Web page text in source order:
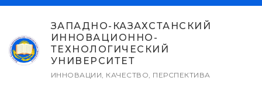
Перейти
содержимому
ЗАПАДНО-КАЗАХСТАНСКИЙ
ИННОВАЦИОННО-
ТЕХНОЛОГИЧЕСКИЙ
УНИВЕРСИТЕТ
ИННОВАЦИИ, КАЧЕСТВО, ПЕРСПЕКТИВА